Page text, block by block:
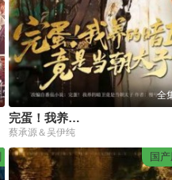
全
完蛋！我养的暗卫竟是当朝太子
蔡承源＆吴伊纯
国